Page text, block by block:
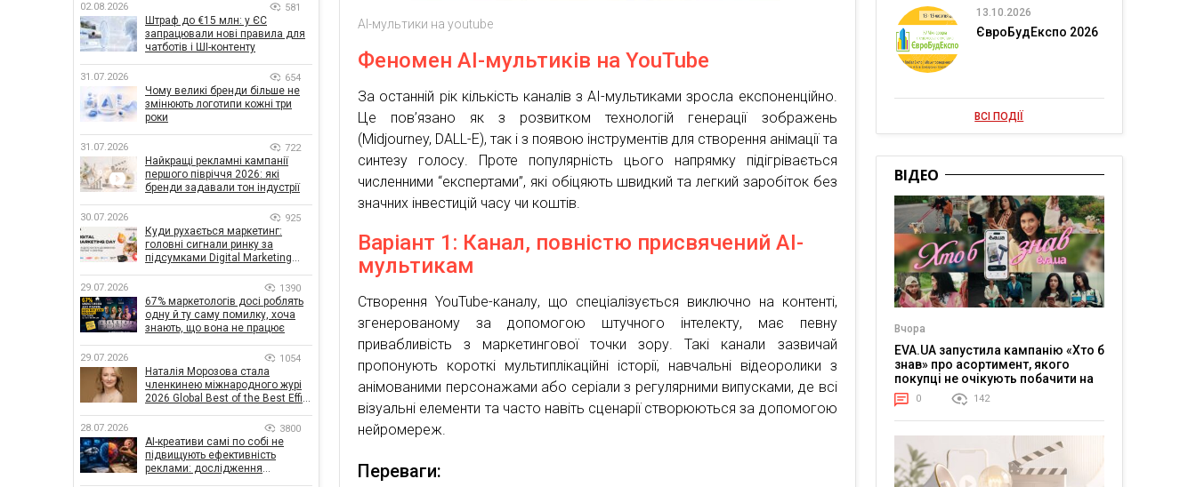
AI-мультики на youtube
Феномен АІ-мультиків на YouTube
За останній рік кількість каналів з AI-мультиками зросла експоненційно.
Це пов’язано як з розвитком технологій генерації зображень
(Midjourney, DALL-E), так і з появою інструментів для створення анімації та
синтезу голосу. Проте популярність цього напрямку підігрівається
численними “експертами”, які обіцяють швидкий та легкий заробіток без
значних інвестицій часу чи коштів.
Варіант 1: Канал, повністю присвячений AI-
мультикам
Створення YouTube-каналу, що спеціалізується виключно на контенті,
згенерованому за допомогою штучного інтелекту, має певну
привабливість з маркетингової точки зору. Такі канали зазвичай
пропонують короткі мультиплікаційні історії, навчальні відеоролики з
анімованими персонажами або серіали з регулярними випусками, де всі
візуальні елементи та часто навіть сценарії створюються за допомогою
нейромереж.
Переваги:
02.08.2026 581
Штраф до €15 млн: у ЄС
запрацювали нові правила для
чатботів і ШІ-контенту
31.07.2026 654
Чому великі бренди більше не
змінюють логотипи кожні три
роки
31.07.2026 722
Найкращі рекламні кампанії
першого півріччя 2026: які
бренди задавали тон індустрії
30.07.2026 925
Куди рухається маркетинг:
головні сигнали ринку за
підсумками Digital Marketing
29.07.2026 1390
67% маркетологів досі роблять
одну й ту саму помилку, хоча
знають, що вона не працює
29.07.2026 1054
Наталія Морозова стала
членкинею міжнародного журі
2026 Global Best of the Best Effie
28.07.2026 3800
AI-креативи самі по собі не
підвищують ефективність
реклами: дослідження
13.10.2026
ЄвроБудЕкспо 2026
ВСІ ПОДІЇ
ВІДЕО
Вчора
EVA.UA запустила кампанію «Хто б
знав» про асортимент, якого
покупці не очікують побачити на
платформі
0 142